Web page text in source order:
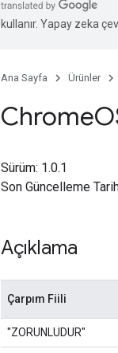
kullanır. Yapay zeka
Ana Sayfa Ürünler
Chrome
Sürüm: 1.0.1
Son Güncelleme
Açıklama
Çarpım Fiili
"ZORUNLUDUR"